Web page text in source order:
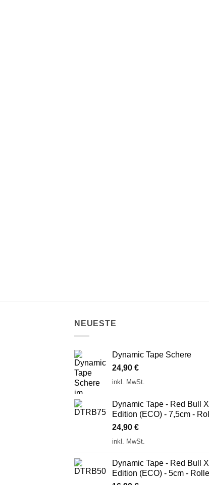
NEUESTE
Dynamic Tape Schere
24,90 €
inkl. MwSt.
Dynamic Tape - Red Bull
Edition (ECO) - 7,5cm -
24,90 €
inkl. MwSt.
Dynamic Tape - Red Bull
Edition (ECO) - 5cm - Rolle